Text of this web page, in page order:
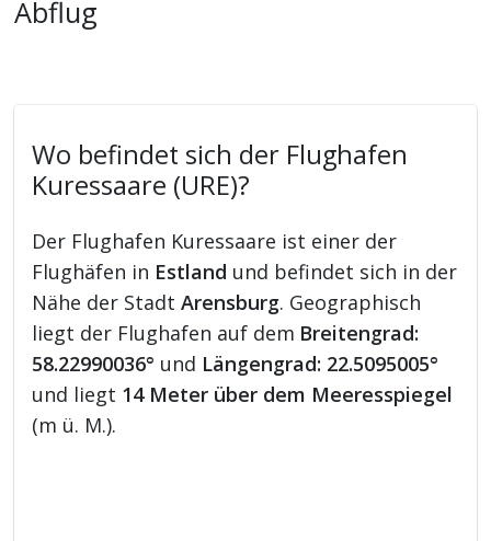
Abflug
Wo befindet sich der Flughafen
Kuressaare (URE)?
Der Flughafen Kuressaare ist einer der
Flughäfen in Estland und befindet sich in der
Nähe der StadtArensburg. Geographisch
liegt der Flughafen auf dem Breitengrad:
58.22990036° und Längengrad: 22.5095005°
und liegt 14 Meter über dem Meeresspiegel
(m ü. M.).